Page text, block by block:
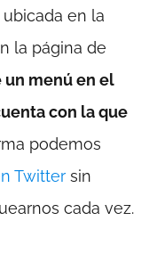
en la
la página de
un menú en el
con la que
podemos
Twitter sin
cada vez.